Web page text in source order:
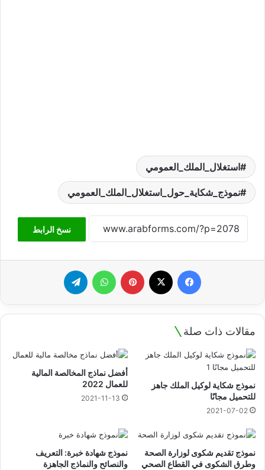
استغلال_الملك_العمومي
نموذج_شكاية_حول_استغلال_الملك_العمومي
نسخ الرابط
مقالات ذات صلة
نموذج شكاية لوكيل الملك جاهز
للتحميل مجانًا
2021-07-02
أفضل نماذج المخالصة المالية
للعمال 2022
2021-11-13
نموذج تقديم شكوى لوزارة الصحة
وطرق الشكوى في القطاع الصحي
نموذج شهادة خبرة: التعريف
والنصائح والنماذج الجاهزة